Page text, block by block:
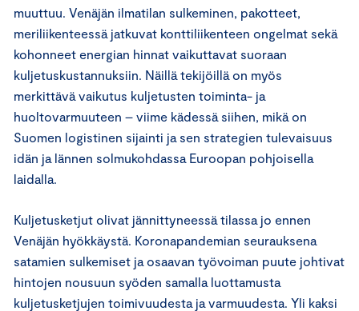
muuttuu. Venäjän ilmatilan sulkeminen, pakotteet,
meriliikenteessä jatkuvat konttiliikenteen ongelmat sekä
kohonneet energian hinnat vaikuttavat suoraan
kuljetuskustannuksiin. Näillä tekijöillä on myös
merkittävä vaikutus kuljetusten toiminta- ja
huoltovarmuuteen – viime kädessä siihen, mikä on
Suomen logistinen sijainti ja sen strategien tulevaisuus
idän ja lännen solmukohdassa Euroopan pohjoisella
laidalla.
Kuljetusketjut olivat jännittyneessä tilassa jo ennen
Venäjän hyökkäystä. Koronapandemian seurauksena
satamien sulkemiset ja osaavan työvoiman puute johtivat
hintojen nousuun syöden samalla luottamusta
kuljetusketjujen toimivuudesta ja varmuudesta. Yli kaksi